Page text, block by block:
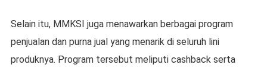
Selain itu, MMKSI juga menawarkan berbagai program
penjualan dan purna jual yang menarik di seluruh lini
produknya. Program tersebut meliputi cashback serta